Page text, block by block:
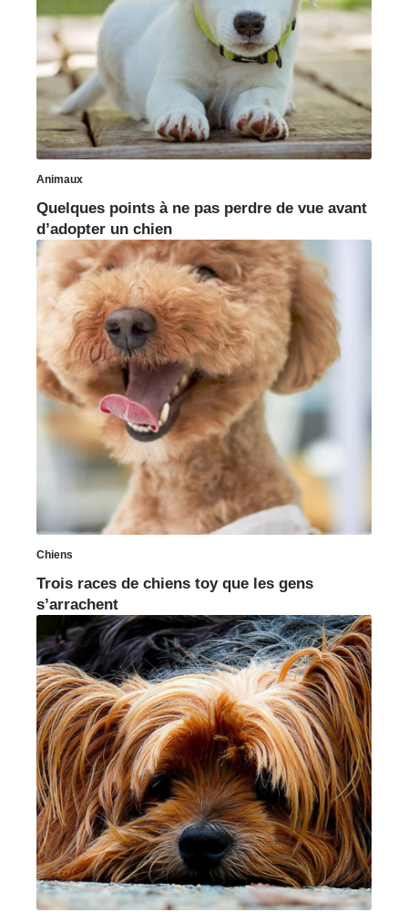
Animaux
Quelques points à ne pas perdre de vue avant
d’adopter un chien
Chiens
Trois races de chiens toy que les gens
s’arrachent